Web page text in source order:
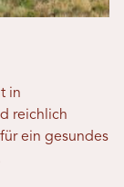
in
reichlich
ein gesundes